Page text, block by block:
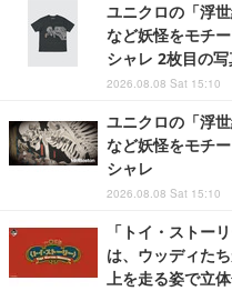
ユニクロの「浮
など妖怪をモチ
シャレ 2枚目の
2026.08.08 Sat 15:10
ユニクロの「浮
など妖怪をモチ
シャレ
2026.08.08 Sat 15:10
「トイ・ストー
は、ウッディた
上を走る姿で立